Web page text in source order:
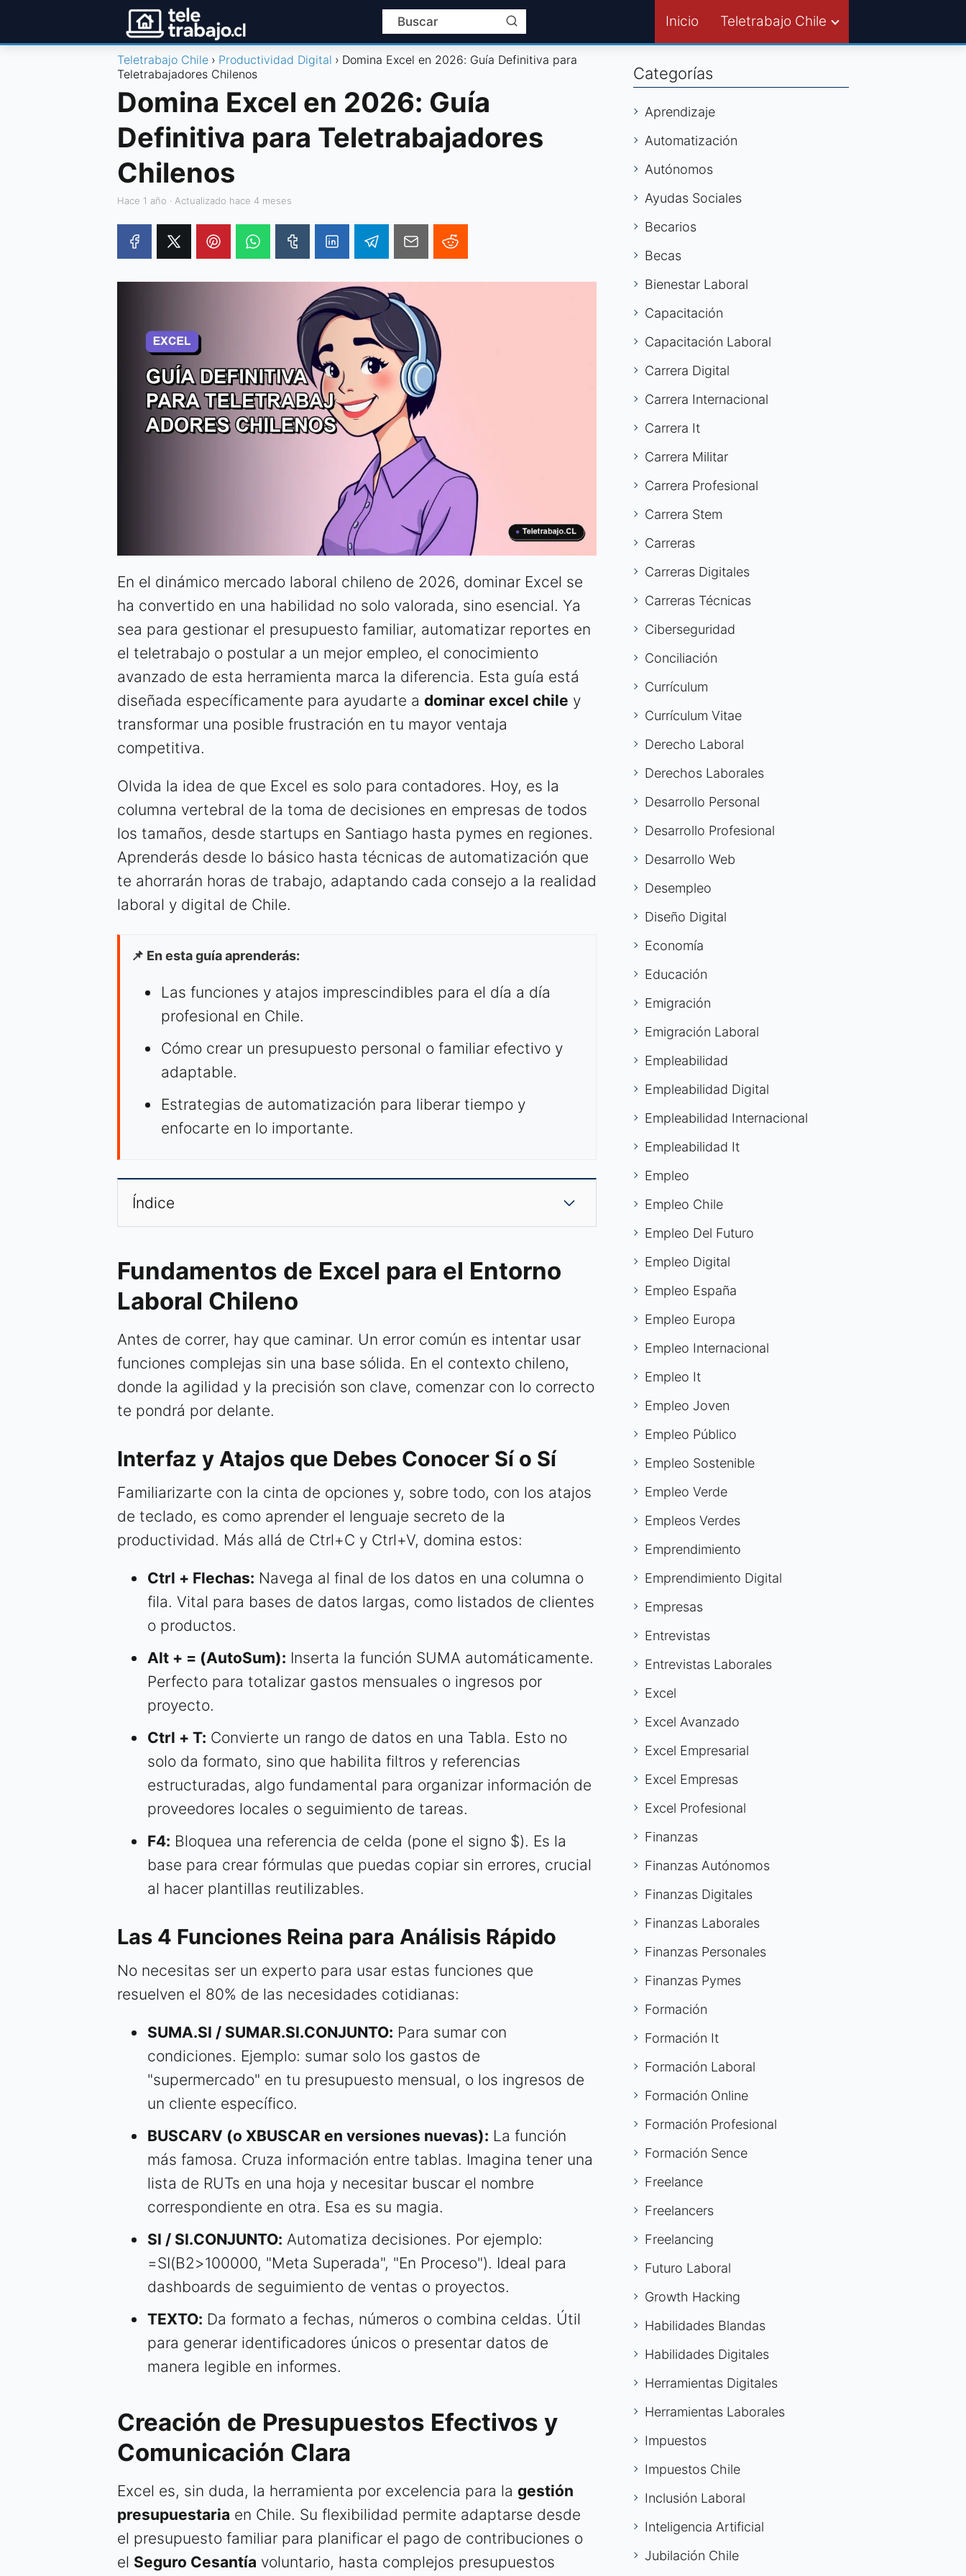
Inicio Teletrabajo Chile
Teletrabajo Chile Productividad Digital
Domina Excel en 2026: Guía Definitiva para
Teletrabajadores Chilenos
Domina Excel en 2026: Guía
Definitiva para Teletrabajadores
Chilenos
hace 1 año · Actualizado hace 4 meses
En el dinámico mercado laboral chileno de 2026, dominar Excel se
ha convertido en una habilidad no solo valorada, sino esencial. Ya
sea para gestionar el presupuesto familiar, automatizar reportes en
el teletrabajo o postular a un mejor empleo, el conocimiento
avanzado de esta herramienta marca la diferencia. Esta guía está
diseñada específicamente para ayudarte a dominar excel chile y
transformar una posible frustración en tu mayor ventaja
competitiva.
Olvida la idea de que Excel es solo para contadores. Hoy, es la
columna vertebral de la toma de decisiones en empresas de todos
los tamaños, desde startups en Santiago hasta pymes en regiones.
Aprenderás desde lo básico hasta técnicas de automatización que
te ahorrarán horas de trabajo, adaptando cada consejo a la realidad
laboral y digital de Chile.
📌 En esta guía aprenderás:
Las funciones y atajos imprescindibles para el día a día
profesional en Chile.
Cómo crear un presupuesto personal o familiar efectivo y
adaptable.
Estrategias de automatización para liberar tiempo y
enfocarte en lo importante.
Índice
Fundamentos de Excel para el Entorno
Laboral Chileno
Antes de correr, hay que caminar. Un error común es intentar usar
funciones complejas sin una base sólida. En el contexto chileno,
donde la agilidad y la precisión son clave, comenzar con lo correcto
te pondrá por delante.
Interfaz y Atajos que Debes Conocer Sí o Sí
Familiarizarte con la cinta de opciones y, sobre todo, con los atajos
de teclado, es como aprender el lenguaje secreto de la
productividad. Más allá de Ctrl+C y Ctrl+V, domina estos:
Ctrl + Flechas: Navega al final de los datos en una columna o
fila. Vital para bases de datos largas, como listados de clientes
o productos.
Alt + = (AutoSum): Inserta la función SUMA automáticamente.
Perfecto para totalizar gastos mensuales o ingresos por
proyecto.
Ctrl + T: Convierte un rango de datos en una Tabla. Esto no
solo da formato, sino que habilita filtros y referencias
estructuradas, algo fundamental para organizar información de
proveedores locales o seguimiento de tareas.
F4: Bloquea una referencia de celda (pone el signo $). Es la
base para crear fórmulas que puedas copiar sin errores, crucial
al hacer plantillas reutilizables.
Las 4 Funciones Reina para Análisis Rápido
No necesitas ser un experto para usar estas funciones que
resuelven el 80% de las necesidades cotidianas:
SUMA.SI / SUMAR.SI.CONJUNTO: Para sumar con
condiciones. Ejemplo: sumar solo los gastos de
"supermercado" en tu presupuesto mensual, o los ingresos de
un cliente específico.
BUSCARV (o XBUSCAR en versiones nuevas): La función
más famosa. Cruza información entre tablas. Imagina tener una
lista de RUTs en una hoja y necesitar buscar el nombre
correspondiente en otra. Esa es su magia.
SI / SI.CONJUNTO: Automatiza decisiones. Por ejemplo:
=SI(B2>100000, "Meta Superada", "En Proceso"). Ideal para
dashboards de seguimiento de ventas o proyectos.
TEXTO: Da formato a fechas, números o combina celdas. Útil
para generar identificadores únicos o presentar datos de
manera legible en informes.
Creación de Presupuestos Efectivos y
Comunicación Clara
Excel es, sin duda, la herramienta por excelencia para la gestión
presupuestaria en Chile. Su flexibilidad permite adaptarse desde
el presupuesto familiar para planificar el pago de contribuciones o
el Seguro Cesantía voluntario, hasta complejos presupuestos
Categorías
Aprendizaje
Automatización
Autónomos
Ayudas Sociales
Becarios
Becas
Bienestar Laboral
Capacitación
Capacitación Laboral
Carrera Digital
Carrera Internacional
Carrera It
Carrera Militar
Carrera Profesional
Carrera Stem
Carreras
Carreras Digitales
Carreras Técnicas
Ciberseguridad
Conciliación
Currículum
Currículum Vitae
Derecho Laboral
Derechos Laborales
Desarrollo Personal
Desarrollo Profesional
Desarrollo Web
Desempleo
Diseño Digital
Economía
Educación
Emigración
Emigración Laboral
Empleabilidad
Empleabilidad Digital
Empleabilidad Internacional
Empleabilidad It
Empleo
Empleo Chile
Empleo Del Futuro
Empleo Digital
Empleo España
Empleo Europa
Empleo Internacional
Empleo It
Empleo Joven
Empleo Público
Empleo Sostenible
Empleo Verde
Empleos Verdes
Emprendimiento
Emprendimiento Digital
Empresas
Entrevistas
Entrevistas Laborales
Excel
Excel Avanzado
Excel Empresarial
Excel Empresas
Excel Profesional
Finanzas
Finanzas Autónomos
Finanzas Digitales
Finanzas Laborales
Finanzas Personales
Finanzas Pymes
Formación
Formación It
Formación Laboral
Formación Online
Formación Profesional
Formación Sence
Freelance
Freelancers
Freelancing
Futuro Laboral
Growth Hacking
Habilidades Blandas
Habilidades Digitales
Herramientas Digitales
Herramientas Laborales
Impuestos
Impuestos Chile
Inclusión Laboral
Inteligencia Artificial
Jubilación Chile